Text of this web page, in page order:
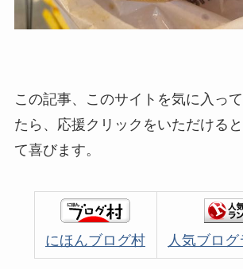
この記事、このサイトを気に入っ
たら、応援クリックをいただける
て喜びます。
にほんブログ村 人気ブロ